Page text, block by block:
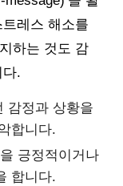
레스 해소를
하는 것도 감
.
감정과 상황을
합니다.
긍정적이거나
합니다.